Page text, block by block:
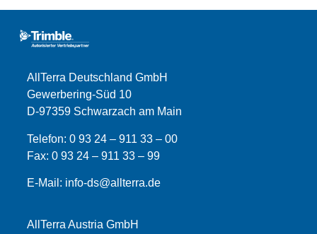
AllTerra Deutschland GmbH
Gewerbering-Süd 10
D-97359 Schwarzach am Main
Telefon:0 93 24 – 911 33 – 00
Fax:0 93 24 – 911 33 –99
E-Mail: info-ds@allterra.de
AllTerra Austria GmbH